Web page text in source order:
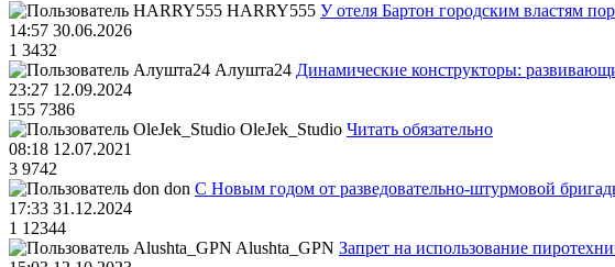
HARRY555 У отеля Бартон городским властям
14:57 30.06.2026
1 3432
Алушта24 Динамические конструкторы:
23:27 12.09.2024
155 7386
OleJek_Studio Читать обязательно
08:18 12.07.2021
3 9742
don С Новым годом от разведовательно-штурмовой
17:33 31.12.2024
1 12344
Alushta_GPN Запрет на использование